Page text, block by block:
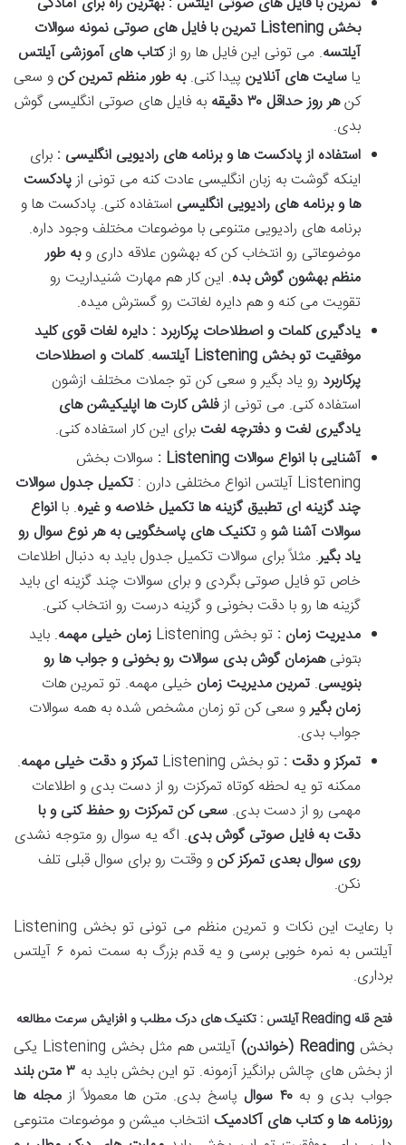
بخش
تمرین با فایل های صوتی نمونه سوالات
آیلتسه. می تونی این فایل ها رو ازکتاب های آموزشی آیلتس
یاسایت های آنلاین پیدا کنی.به طور منظم تمرین کنو سعی
کنهر روز حداقل ۳۰دقیقه به فایل های صوتی انگلیسی گوش
بدی.
استفاده از پادکست ها و برنامه های رادیویی انگلیسی : برای
اینکه گوشت به زبان انگلیسی عادت کنه می تونی ازپادکست
ها و برنامه های رادیویی انگلیسی استفاده کنی. پادکست ها و
برنامه های رادیویی متنوعی با موضوعات مختلف وجود داره.
موضوعاتی رو انتخاب کن که بهشون علاقه داری وبه طور
منظم بهشون گوش بده. این کار هم مهارت شنیداریت رو
تقویت می کنه و هم دایره لغاتت رو گسترش میده.
یادگیری کلمات و اصطلاحات پرکاربرد : دایره لغات قوی کلید
موفقیت تو بخش
آیلتسه.کلمات و اصطلاحات
پرکاربرد رو یاد بگیر و سعی کن تو جملات مختلف ازشون
استفاده کنی. می تونی ازفلش کارت ها اپلیکیشن های
یادگیری لغت و دفترچه لغت برای این کار استفاده کنی.
آشنایی با انواع سوالات
: سوالات بخش
Listening آیلتس انواع مختلفی دارن :
تکمیل جدول سوالات
چند گزینه ای تطبیق گزینه ها تکمیل خلاصه و غیره. باانواع
سوالات آشنا شووتکنیک های پاسخگویی به هر نوع سوال رو
یاد بگیر. مثلاً برای سوالات تکمیل جدول باید به دنبال اطلاعات
خاص تو فایل صوتی بگردی و برای سوالات چند گزینه ای باید
گزینه ها رو با دقت بخونی و گزینه درست رو انتخاب کنی.
مدیریت زمان : تو بخش Listening زمان خیلی مهمه. باید
بتونیهمزمان گوش بدی سوالات رو بخونی و جواب ها رو
بنویسی. تمرین مدیریت زمان خیلی مهمه. تو تمرین هات
زمان بگیرو سعی کن تو زمان مشخص شده به همه سوالات
جواب بدی.
تمرکز و دقت : تو بخش Listening تمرکز و دقت خیلی مهمه.
ممکنه تو یه لحظه کوتاه تمرکزت رو از دست بدی و اطلاعات
مهمی رو از دست بدی. سعی کن تمرکزت رو حفظ کنی و با
دقت به فایل صوتی گوش بدی. اگه یه سوال رو متوجه نشدی
روی سوال بعدی تمرکز کنو وقتت رو برای سوال قبلی تلف
نکن.
با رعایت این نکات و تمرین منظم می تونی تو بخش Listening
آیلتس به نمره خوبی برسی و یه قدم بزرگ به سمت نمره ۶ آیلتس
برداری.
فتح قله Reading آیلتس : تکنیک های درک مطلب و افزایش سرعت مطالعه
بخش Reading ( خواندن)
آیلتس هم مثل بخش Listening یکی
از بخش های چالش برانگیز آزمونه. تو این بخش باید به ۳ متن بلند
جواب بدی و به۴۰ سوال پاسخ بدی. متن ها معمولاً ازمجله ها
روزنامه ها و کتاب های آکادمیک انتخاب میشن و موضوعات متنوعی